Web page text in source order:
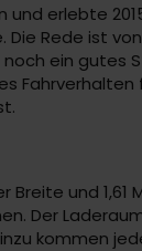
erlebte
Rede ist
ein
Breite und
Der
kommen